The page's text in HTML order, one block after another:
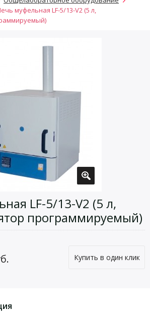
муфельная LF-5/13-V2 (5 л,
LF-5/13-V2 (5 л,
программируемый)
Купить в один клик